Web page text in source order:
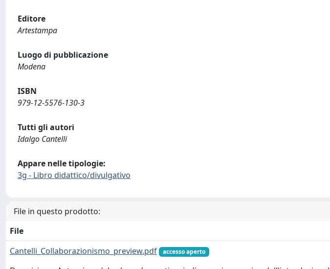
Editore
Artestampa
Luogo di pubblicazione
Modena
ISBN
979-12-5576-130-3
Tutti gli autori
Idalgo Cantelli
Appare nelle tipologie:
3g - Libro didattico/divulgativo
File in questo prodotto:
File
Cantelli_Collaborazionismo_preview.pdf
accesso aperto